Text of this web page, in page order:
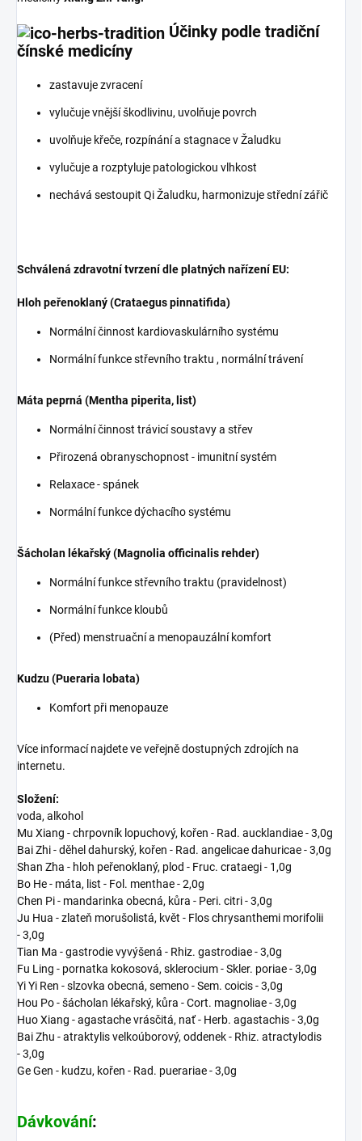
Účinky podle tradiční
čínské medicíny
zastavuje zvracení
vylučuje vnější škodlivinu, uvolňuje povrch
uvolňuje křeče, rozpínání a stagnace v Žaludku
vylučuje a rozptyluje patologickou vlhkost
nechává sestoupit Qi Žaludku, harmonizuje střední zářič
Schválená zdravotní tvrzení dle platných nařízení EU:
Hloh peřenoklaný (Crataegus pinnatifida)
Normální činnost kardiovaskulárního systému
Normální funkce střevního traktu , normální trávení
Máta peprná (Mentha piperita, list)
Normální činnost trávicí soustavy a střev
Přirozená obranyschopnost - imunitní systém
Relaxace - spánek
Normální funkce dýchacího systému
Šácholan lékařský (Magnolia officinalis rehder)
Normální funkce střevního traktu (pravidelnost)
Normální funkce kloubů
(Před) menstruační a menopauzální komfort
Kudzu (Pueraria lobata)
Komfort při menopauze
Více informací najdete ve veřejně dostupných zdrojích na
internetu.
Složení:
voda, alkohol
Mu Xiang - chrpovník lopuchový, kořen - Rad. aucklandiae - 3,0g
Bai Zhi - děhel dahurský, kořen - Rad. angelicae dahuricae - 3,0g
Shan Zha - hloh peřenoklaný, plod - Fruc. crataegi - 1,0g
Bo He - máta, list - Fol. menthae - 2,0g
Chen Pi - mandarinka obecná, kůra - Peri. citri - 3,0g
Ju Hua - zlateň morušolistá, květ - Flos chrysanthemi morifolii
- 3,0g
Tian Ma - gastrodie vyvýšená - Rhiz. gastrodiae - 3,0g
Fu Ling - pornatka kokosová, sklerocium - Skler. poriae - 3,0g
Yi Yi Ren - slzovka obecná, semeno - Sem. coicis - 3,0g
Hou Po - šácholan lékařský, kůra - Cort. magnoliae - 3,0g
Huo Xiang - agastache vrásčitá, nať - Herb. agastachis - 3,0g
Bai Zhu - atraktylis velkoúborový, oddenek - Rhiz. atractylodis
- 3,0g
Ge Gen - kudzu, kořen - Rad. puerariae - 3,0g
Dávkování: